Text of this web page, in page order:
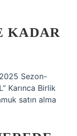
KADAR
Sezon-
Karınca Birlik
satın alma